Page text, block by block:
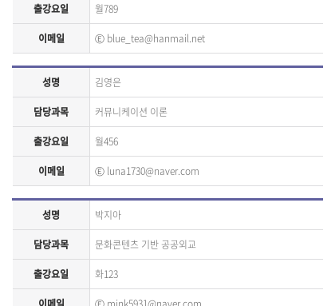
출강요일 월789
이메일 Ⓔ blue_tea@hanmail.net
성명 김영은
담당과목 커뮤니케이션 이론
출강요일 월456
이메일 Ⓔ luna1730@naver.com
성명 박지아
담당과목 문화콘텐츠 기반 공공외교
출강요일 화123